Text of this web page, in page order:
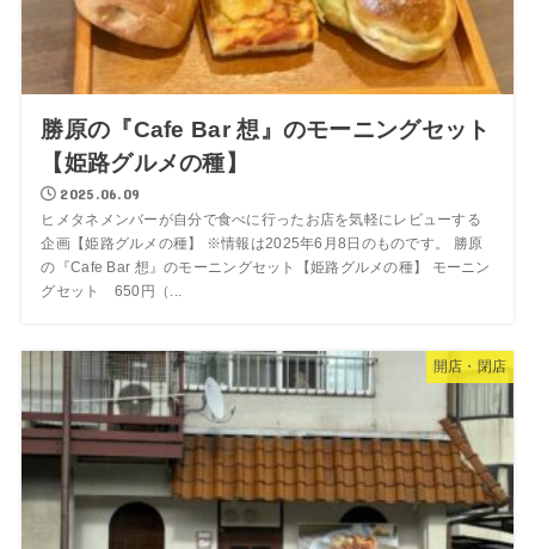
勝原の『Cafe Bar 想』のモーニングセット
【姫路グルメの種】
2025.06.09
ヒメタネメンバーが自分で食べに行ったお店を気軽にレビューする
企画【姫路グルメの種】 ※情報は2025年6月8日のものです。 勝原
の『Cafe Bar 想』のモーニングセット【姫路グルメの種】 モーニン
グセット 650円（...
開店・閉店